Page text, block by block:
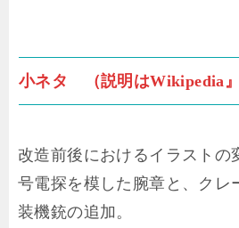
小ネタ （説明はWikipedia』
改造前後におけるイラストの
号電探を模した腕章と、ク
装機銃の追加。